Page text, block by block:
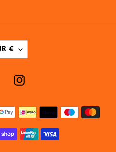
€
FacebookInstagram
Metodi
pagamento